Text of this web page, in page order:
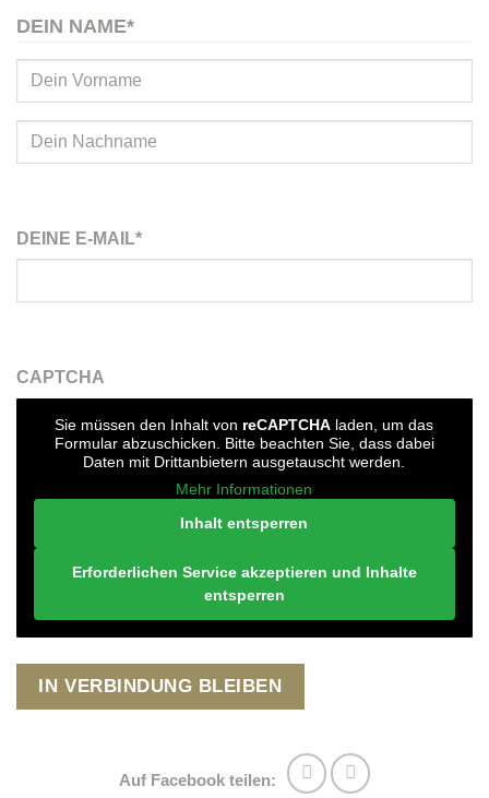
DEIN NAME*
Vorname
DEINE E-MAIL*
CAPTCHA
Sie müssen den Inhalt von reCAPTCHA laden, um das
Formular abzuschicken. Bitte beachten Sie, dass dabei
Daten mit Drittanbietern ausgetauscht werden.
Mehr Informationen
Inhalt entsperren
Erforderlichen Service akzeptieren und Inhalte
entsperren
Auf Facebook teilen: